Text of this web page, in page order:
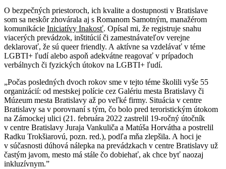
O bezpečných priestoroch, ich kvalite a dostupnosti v Bratislave
som sa neskôr zhovárala aj s Romanom Samotným, manažérom
komunikácie Iniciatívy Inakosť. Opísal mi, že registruje snahu
viacerých prevádzok, inštitúcií či zamestnávateľov verejne
deklarovať, že sú queer friendly. A aktívne sa vzdelávať v téme
LGBTI+ ľudí alebo aspoň adekvátne reagovať v prípadoch
verbálnych či fyzických útokov na LGBTI+ ľudí.
„Počas posledných dvoch rokov sme v tejto téme školili vyše 55
organizácií: od mestskej polície cez Galériu mesta Bratislavy či
Múzeum mesta Bratislavy až po veľké firmy. Situácia v centre
Bratislavy sa v porovnaní s tým, čo bolo pred teroristickým útokom
na Zámockej ulici (21. februára 2022 zastrelil 19-ročný útočník
v centre Bratislavy Juraja Vankuliča a Matúša Horvátha a postrelil
Radku Trokšiarovú, pozn. red.), podľa mňa zlepšila. A hoci je
v súčasnosti dúhová nálepka na prevádzkach v centre Bratislavy už
častým javom, mesto má stále čo dobiehať, ak chce byť naozaj
inkluzívnym.”